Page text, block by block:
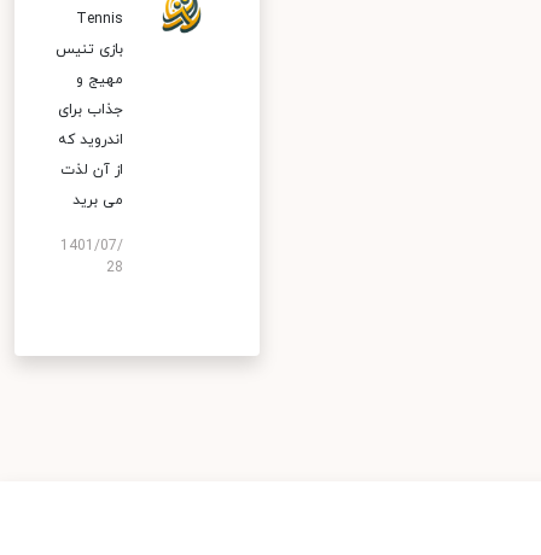
Tennis
بازی تنیس
مهیج و
جذاب برای
اندروید که
از آن لذت
می برید
1401/07/
28